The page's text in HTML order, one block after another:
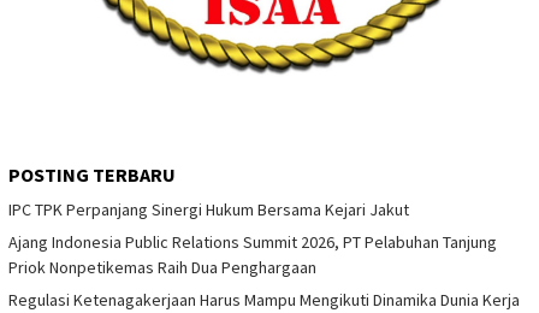
POSTING TERBARU
IPC TPK Perpanjang Sinergi Hukum Bersama Kejari Jakut
Ajang Indonesia Public Relations Summit 2026, PT Pelabuhan Tanjung
Priok Nonpetikemas Raih Dua Penghargaan
Regulasi Ketenagakerjaan Harus Mampu Mengikuti Dinamika Dunia Kerja